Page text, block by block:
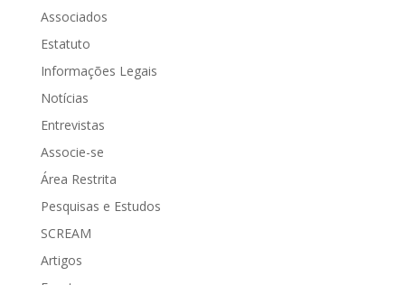
Associados
Estatuto
Informações Legais
Notícias
Entrevistas
Associe-se
Área Restrita
Pesquisas e Estudos
SCREAM
Artigos